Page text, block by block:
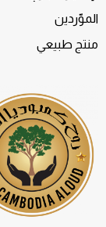
الموّردين
منتج طبيعي